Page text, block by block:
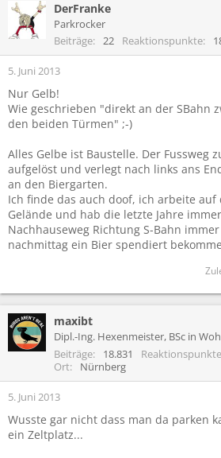
DerFranke
Parkrocker
Beiträge
22 Reaktionspunkte
5. Juni 2013
Nur Gelb!
Wie geschrieben "direkt an der SBahn
den beiden Türmen" ;-)
Alles Gelbe ist Baustelle. Der Fussweg
aufgelöst und verlegt nach links ans
an den Biergarten.
Ich finde das auch doof, ich arbeite auf
Gelände und hab die letzte Jahre
Nachhauseweg Richtung S-Bahn
nachmittag ein Bier spendiert
maxibt
Dipl.-Ing. Hexenmeister, BSc in
Beiträge 18.831 Reaktionspunkte
Ort
Nürnberg
5. Juni 2013
Wusste gar nicht dass man da parken
ein Zeltplatz...